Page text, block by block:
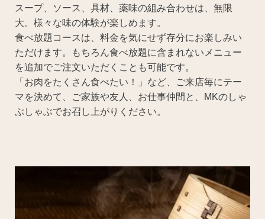
スープ、ソース、具材、薬味の組み合わせは、無限
大。様々な味の体験が楽しめます。
食べ放題コースは、料金を気にせず存分にお楽しみい
ただけます。もちろん食べ放題に含まれないメニュー
を追加でご注文いただくことも可能です。
「お肉をたくさん食べたい！」など、ご来店毎にテー
マを決めて、ご家族や友人、お仕事仲間と、MKのしゃ
ぶしゃぶでお召し上がりください。